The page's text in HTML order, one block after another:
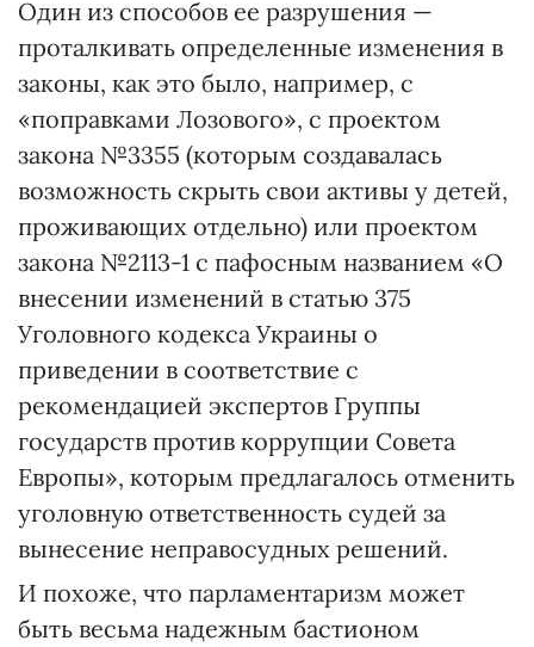
Один из способов ее разрушения —
проталкивать определенные изменения в
законы, как это было, например, с
«поправками Лозового», с проектом
закона №3355 (которым создавалась
возможность скрыть свои активы у детей,
проживающих отдельно) или проектом
закона №2113-1 с пафосным названием «О
внесении изменений в статью 375
Уголовного кодекса Украины о
приведении в соответствие с
рекомендацией экспертов Группы
государств против коррупции Совета
Европы», которым предлагалось отменить
уголовную ответственность судей за
вынесение неправосудных решений.
И похоже, что парламентаризм может
быть весьма надежным бастионом